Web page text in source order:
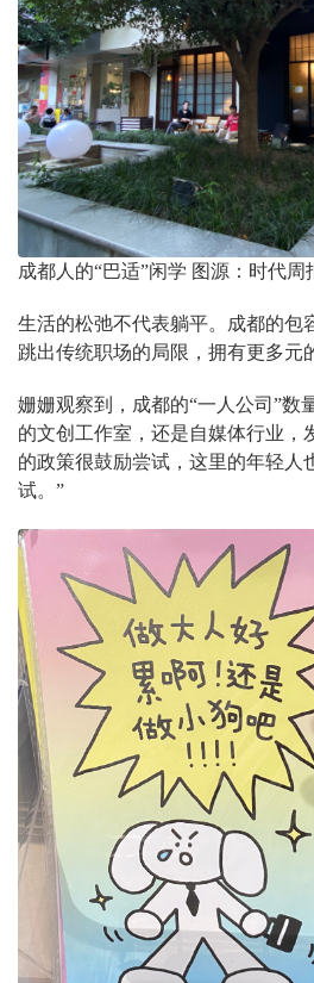
成都人的“巴适”闲学 图源：时代周
生活的松弛不代表躺平。成都的包
跳出传统职场的局限，拥有更多元
姗姗观察到，成都的“一人公司”数
的文创工作室，还是自媒体行业，
的政策很鼓励尝试，这里的年轻人
试。”